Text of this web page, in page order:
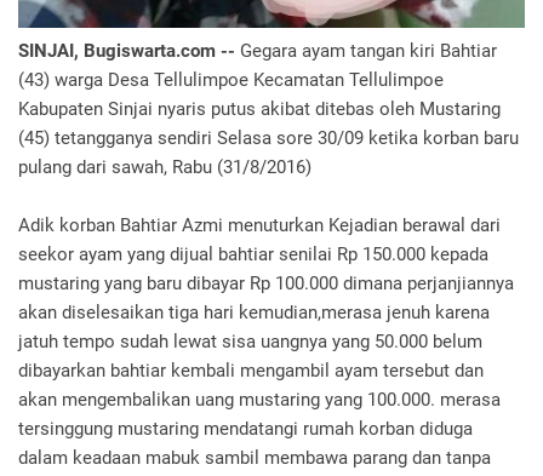
SINJAI, Bugiswarta.com -- Gegara ayam tangan kiri Bahtiar
(43) warga Desa Tellulimpoe Kecamatan Tellulimpoe
Kabupaten Sinjai nyaris putus akibat ditebas oleh Mustaring
(45) tetangganya sendiri Selasa sore 30/09 ketika korban baru
pulang dari sawah, Rabu (31/8/2016)
Adik korban Bahtiar Azmi menuturkan Kejadian berawal dari
seekor ayam yang dijual bahtiar senilai Rp 150.000 kepada
mustaring yang baru dibayar Rp 100.000 dimana perjanjiannya
akan diselesaikan tiga hari kemudian,merasa jenuh karena
jatuh tempo sudah lewat sisa uangnya yang 50.000 belum
dibayarkan bahtiar kembali mengambil ayam tersebut dan
akan mengembalikan uang mustaring yang 100.000. merasa
tersinggung mustaring mendatangi rumah korban diduga
dalam keadaan mabuk sambil membawa parang dan tanpa